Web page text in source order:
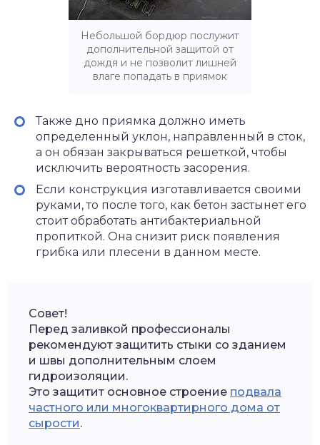
Небольшой бордюр послужит
дополнительной защитой от
дождя и не позволит лишней
влаге попадать в приямок
Также дно приямка должно иметь
определенный уклон, направленный в сток,
а он обязан закрываться решеткой, чтобы
исключить вероятность засорения.
Если конструкция изготавливается своими
руками, то после того, как бетон застынет его
стоит обработать антибактериальной
пропиткой. Она снизит риск появления
грибка или плесени в данном месте.
Совет!
Перед заливкой профессионалы
рекомендуют защитить стыки со зданием
и швы дополнительным слоем
гидроизоляции.
Это защитит основное строение подвала
частного или многоквартирного дома от
сырости.